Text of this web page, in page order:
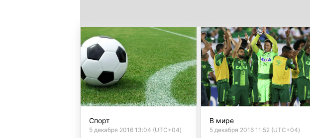
Спорт
5 декабря 2016 13:04 (UTC+04)
В мире
5 декабря 2016 11:52 (UTC+04)